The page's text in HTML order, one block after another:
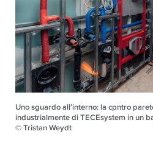
Uno sguardo all’interno: la cpntro
industrialmente di TECEsystem in un
© Tristan Weydt